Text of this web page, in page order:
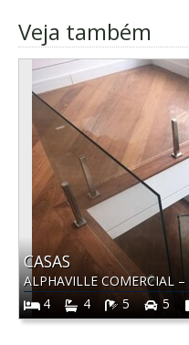
Veja também
CASAS
ALPHAVILLE COMERCIAL –
4
4 5 5